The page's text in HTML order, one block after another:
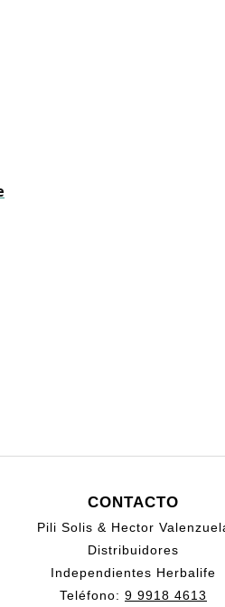
CONTACTO
Pili Solis & Hector
Distribuidores
Independientes Herbalife
Teléfono: 9 9918 4613